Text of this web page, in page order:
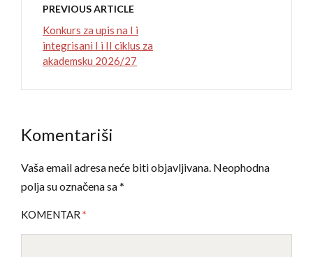
PREVIOUS ARTICLE
Konkurs za upis na I i
integrisani I i II ciklus za
akademsku 2026/27
Komentariši
Vaša email adresa neće biti objavljivana. Neophodna
polja su označena sa*
KOMENTAR *